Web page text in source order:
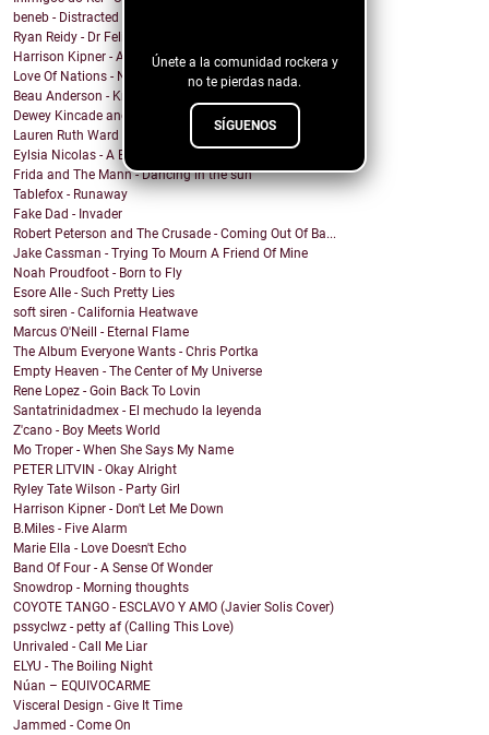
Únete a la comunidad rockera y
no te pierdas nada.
SÍGUENOS
beneb - Distracted
Ryan Reidy - Dr Felix and His Fringe Body Parts
Harrison Kipner - Alone With You
Love Of Nations - Ne'er Do Well
Beau Anderson - Know By Now
Dewey Kincade and The Navigators - Down in the Val...
Lauren Ruth Ward - Camouflage Sabotage
Eylsia Nicolas - A Beautiful Mess
Frida and The Mann - Dancing in the sun
Tablefox - Runaway
Fake Dad - Invader
Robert Peterson and The Crusade - Coming Out Of Ba...
Jake Cassman - Trying To Mourn A Friend Of Mine
Noah Proudfoot - Born to Fly
Esore Alle - Such Pretty Lies
soft siren - California Heatwave
Marcus O'Neill - Eternal Flame
The Album Everyone Wants - Chris Portka
Empty Heaven - The Center of My Universe
Rene Lopez - Goin Back To Lovin
Santatrinidadmex - El mechudo la leyenda
Z'cano - Boy Meets World
Mo Troper - When She Says My Name
PETER LITVIN - Okay Alright
Ryley Tate Wilson - Party Girl
Harrison Kipner - Don't Let Me Down
B.Miles - Five Alarm
Marie Ella - Love Doesn't Echo
Band Of Four - A Sense Of Wonder
Snowdrop - Morning thoughts
COYOTE TANGO - ESCLAVO Y AMO (Javier Solis Cover)
pssyclwz - petty af (Calling This Love)
Unrivaled - Call Me Liar
ELYU - The Boiling Night
Núan – EQUIVOCARME
Visceral Design - Give It Time
Jammed - Come On